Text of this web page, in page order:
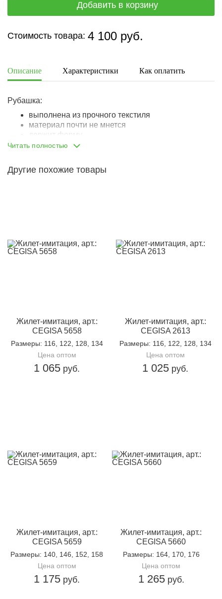
Стоимость товара: 4 100 руб.
Описание Характеристики Как оплатить
Рубашка:
выполнена из прочного текстиля
материал почти не мнется
держит форму
комфортна в носке
манжеты также застегиваются на кнопки
горловина, проймы рукавов и нижний край
оформлены резинкой-кашкорсе
Читать полностью
Другие похожие товары
Жилет-имитация, арт.:
CEGISA 5658
Размеры: 116, 122, 128, 134
Цена оптом
1 065 руб.
Жилет-имитация, арт.:
CEGISA 2613
Размеры: 116, 122, 128, 134
Цена оптом
1 025 руб.
Жилет-имитация, арт.:
CEGISA 5659
Размеры: 140, 146, 152, 158
Цена оптом
1 175 руб.
Жилет-имитация, арт.:
CEGISA 5660
Размеры: 164, 170, 176
Цена оптом
1 265руб.